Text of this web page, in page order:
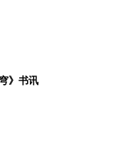
》书讯